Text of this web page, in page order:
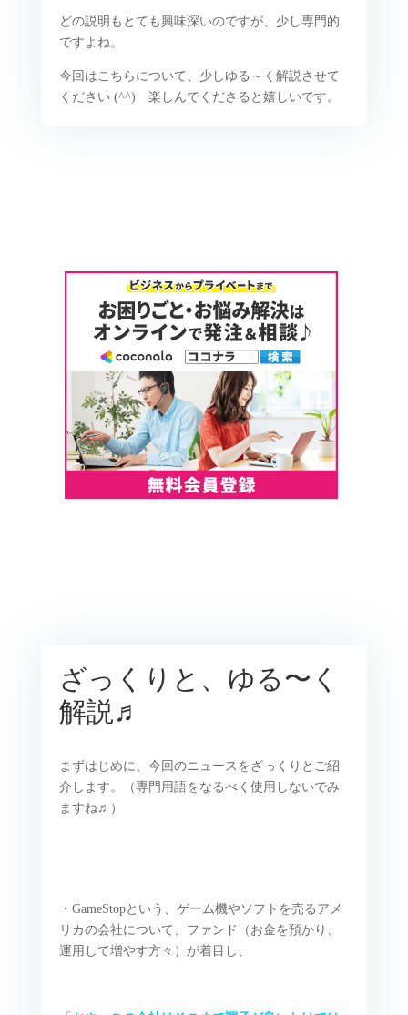
どの説明もとても興味深いのですが、少し専門的
ですよね。
今回はこちらについて、少しゆる～く解説させて
ください (^^) 楽しんでくださると嬉しいです。
ざっくりと、ゆる〜く
解説♬
まずはじめに、今回のニュースをざっくりとご紹
介します。（専門用語をなるべく使用しないでみ
ますね♬）
・GameStopという、ゲーム機やソフトを売るアメ
リカの会社について、ファンド（お金を預かり、
運用して増やす方々）が着目し、